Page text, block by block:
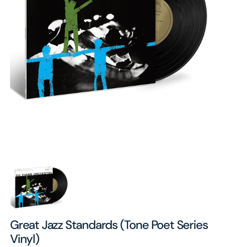
Great Jazz Standards (Tone Poet Series
Vinyl)
在
相
簿
中